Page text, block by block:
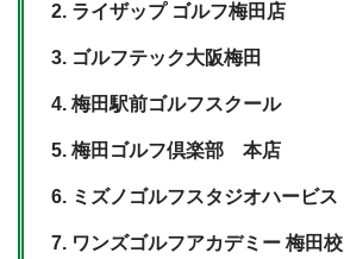
ライザップ ゴルフ梅田店
ゴルフテック大阪梅田
梅田駅前ゴルフスクール
梅田ゴルフ倶楽部 本店
ミズノゴルフスタジオハービス
ワンズゴルフアカデミー 梅田校